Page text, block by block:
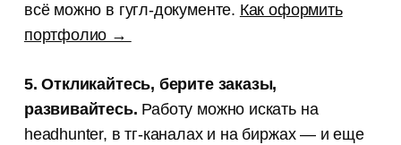
всё можно в гугл-документе. Как оформить
портфолио →
5. Откликайтесь, берите заказы,
развивайтесь. Работу можно искать на
headhunter, в тг-каналах и на биржах — и еще